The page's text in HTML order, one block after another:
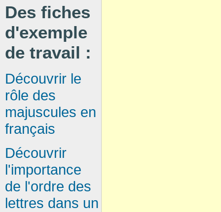
Des fiches
d'exemple
de travail :
Découvrir le
rôle des
majuscules en
français
Découvrir
l'importance
de l'ordre des
lettres dans un